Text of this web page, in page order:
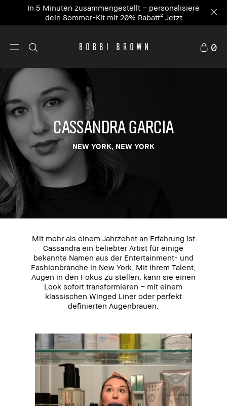
In 5 Minuten zusammengestellt – personalisiere
dein Sommer-Kit mit 20% Rabatt² Jetzt
personalisieren
0
cassandra garcia
NEW YORK, NEW YORK
Mit mehr als einem Jahrzehnt an Erfahrung ist
Cassandra ein beliebter Artist für einige
bekannte Namen aus der Entertainment- und
Fashionbranche in New York. Mit ihrem Talent,
Augen in den Fokus zu stellen, kann sie einen
Look sofort transformieren – mit einem
klassischen Winged Liner oder perfekt
definierten Augenbrauen.